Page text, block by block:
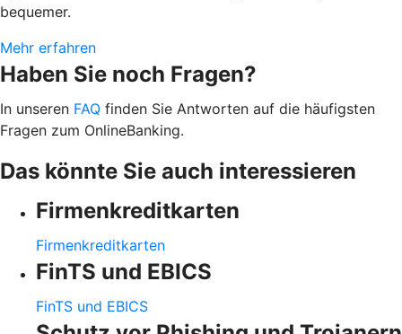
bequemer.
Mehr erfahren
Haben Sie noch Fragen?
In unseren FAQ finden Sie Antworten auf die häufigsten
Fragen zum OnlineBanking.
Das könnte Sie auch interessieren
Firmenkreditkarten
Firmenkreditkarten
FinTS und EBICS
FinTS und EBICS